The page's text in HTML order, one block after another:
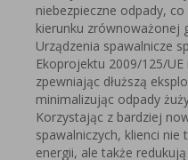
niebezpieczne odpady,
kierunku zrównoważonej
Urządzenia spawalnicze
Ekoprojektu 2009/125/
zpewniając dłuższą
minimalizując odpady
Korzystając z bardziej
spawalniczych, klienci
energii, ale także